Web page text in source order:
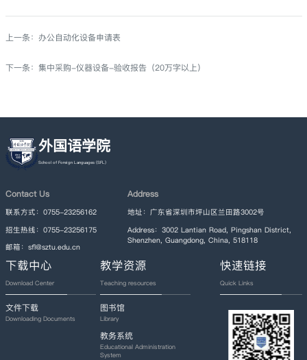
上一条： 办公自动化设备申请表
下一条： 集中采购-仪器设备-验收报告（20万字以上）
外国语学院
Contact Us
联系方式：0755-23256162
招生热线：0755-23256175
邮箱：sfl@sztu.edu.cn
Address
地址：广东省深圳市坪山区兰田路3002号
Address：3002 Lantian Road, Pingshan District,
Shenzhen, Guangdong, China, 518118
下载中心
Download Center
文件下载
Downloading Documents
教学资源
Teaching resources
图书馆
Library
教务系统
Educational Administration
System
快速链接
Quick Links